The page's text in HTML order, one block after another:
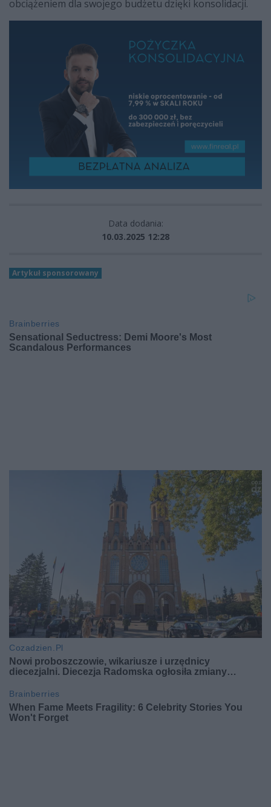
obciążeniem dla swojego budżetu dzięki konsolidacji.
Data dodania:
10.03.2025 12:28
Artykuł sponsorowany